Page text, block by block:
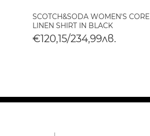
SCOTCH&SODA WOMEN'S CORE
LINEN SHIRT IN BLACK
€120,15/234,99лв.